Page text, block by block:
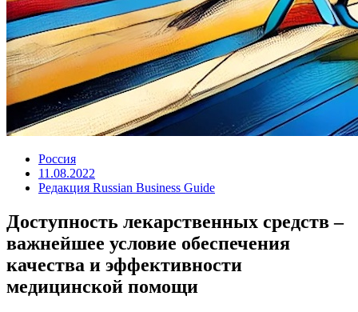
Россия
11.08.2022
Редакция Russian Business Guide
Доступность лекарственных средств –
важнейшее условие обеспечения
качества и эффективности
медицинской помощи